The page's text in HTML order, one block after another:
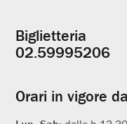
Informazioni
utili
Biglietteria
02.59995206
Orari in vigore